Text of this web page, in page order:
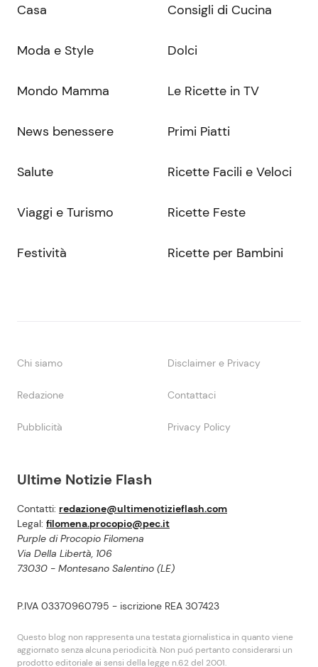
Ultime Notizie Flash
Contatti: redazione@ultimenotizieflash.com
Legal: filomena.procopio@pec.it
Purple di Procopio Filomena
Via Della Libertà, 106
73030 - Montesano Salentino (LE)
P.IVA 03370960795 - iscrizione REA 307423
Questo blog non rappresenta una testata giornalistica in quanto viene
aggiornato senza alcuna periodicità. Non puó pertanto considerarsi un
prodotto editoriale ai sensi della legge n.62 del 2001.
Casa
Moda e Style
Mondo Mamma
News benessere
Salute
Viaggi e Turismo
Festività
Consigli di Cucina
Dolci
Le Ricette in TV
Primi Piatti
Ricette Facili e Veloci
Ricette Feste
Ricette per Bambini
Chi siamo Disclaimer e Privacy
Redazione Contattaci
Pubblicità Privacy Policy